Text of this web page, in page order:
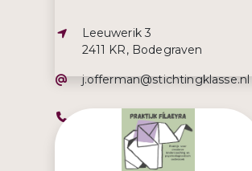
Adres:
Leeuwerik 3
2411 KR, Bodegraven
E-mailadres:
j.offerman@stichtingklasse.nl
Telefoonnummer:
0172-614330